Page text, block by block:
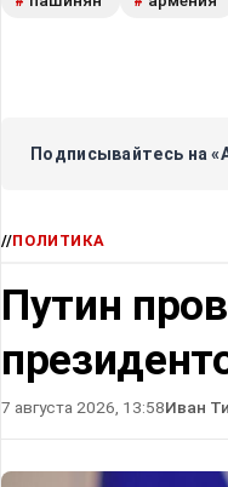
Подписывайтесь на
//ПОЛИТИКА
Путин
7 августа 2026, 13:58Иван